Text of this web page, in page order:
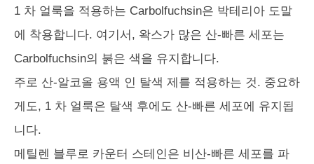
1 차 얼룩을 적용하는 Carbolfuchsin은 박테리아 도말
에 착용합니다. 여기서, 왁스가 많은 산-빠른 세포는
Carbolfuchsin의 붉은 색을 유지합니다.
주로 산-알코올 용액 인 탈색 제를 적용하는 것. 중요하
게도, 1 차 얼룩은 탈색 후에도 산-빠른 세포에 유지됩
니다.
메틸렌 블루로 카운터 스테인은 비산-빠른 세포를 파